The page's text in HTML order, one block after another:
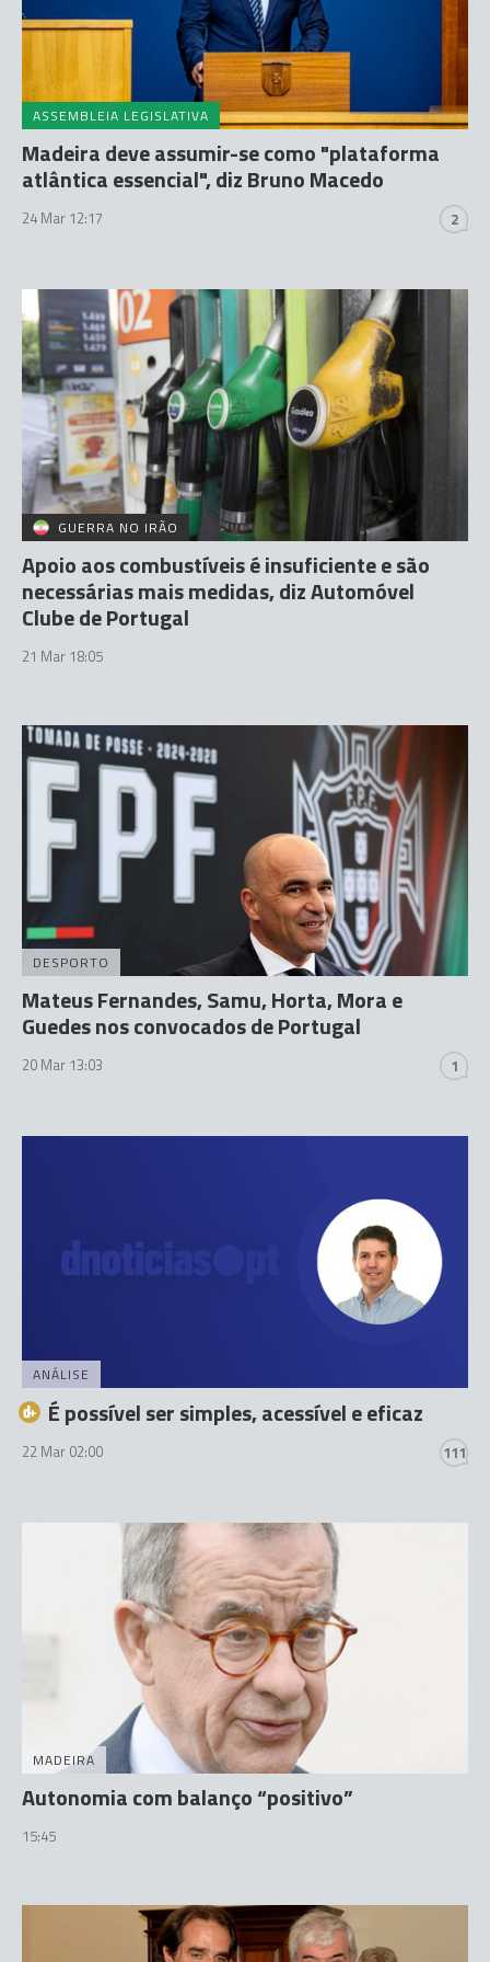
ASSEMBLEIA LEGISLATIVA
Madeira deve assumir-se como "plataforma
atlântica essencial", diz Bruno Macedo
24 Mar 12:17 2
GUERRA NO IRÃO
Apoio aos combustíveis é insuficiente e são
necessárias mais medidas, diz Automóvel
Clube de Portugal
21 Mar 18:05
DESPORTO
Mateus Fernandes, Samu, Horta, Mora e
Guedes nos convocados de Portugal
20 Mar 13:03 1
ANÁLISE
É possível ser simples, acessível e eficaz
22 Mar 02:00 111
MADEIRA
Autonomia com balanço “positivo”
15:45